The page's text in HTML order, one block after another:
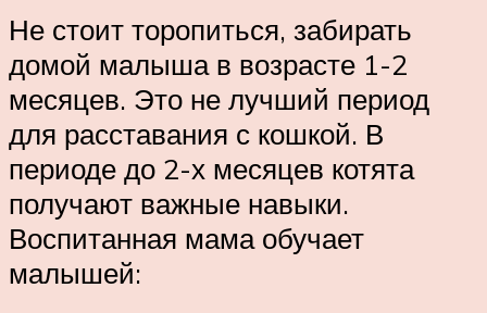
Не стоит торопиться, забирать
домой малыша в возрасте 1-2
месяцев. Это не лучший период
для расставания с кошкой. В
периоде до 2-х месяцев котята
получают важные навыки.
Воспитанная мама обучает
малышей: